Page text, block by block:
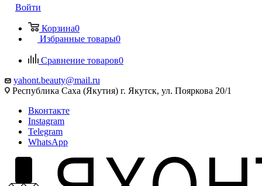
Войти
Корзина0
Избранные товары0
Сравнение товаров0
yahont.beauty@mail.ru
Республика Саха (Якутия) г. Якутск, ул. Пояркова 20/1
Вконтакте
Instagram
Telegram
WhatsApp